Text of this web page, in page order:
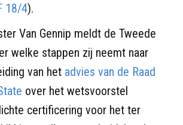
18/4).
Van Gennip meldt de Tweede
welke stappen zij neemt naar
van het advies van de Raad
over het wetsvoorstel
certificering voor het ter